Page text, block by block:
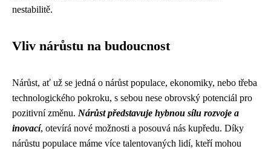
nestabilitě.
Vliv nárůstu na budoucnost
Nárůst, ať už se jedná o nárůst populace, ekonomiky, nebo třeba
technologického pokroku, s sebou nese obrovský potenciál pro
pozitivní změnu. Nárůst představuje hybnou sílu rozvoje a
inovací, otevírá nové možnosti a posouvá nás kupředu. Díky
nárůstu populace máme více talentovaných lidí, kteří mohou